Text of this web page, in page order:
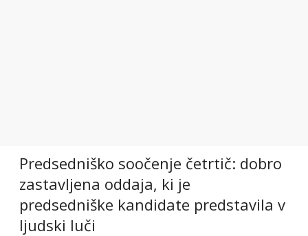
Predsedniško soočenje četrtič: dobro
zastavljena oddaja, ki je
predsedniške kandidate predstavila v
ljudski luči